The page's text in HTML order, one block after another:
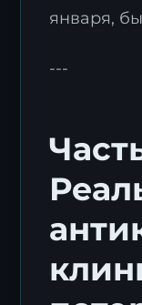
января,
---